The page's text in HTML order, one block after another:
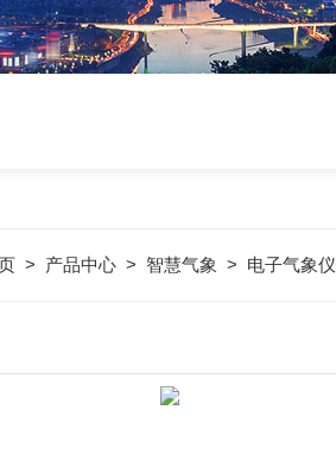
> 产品中心 > 智慧气象 > 电子气象仪